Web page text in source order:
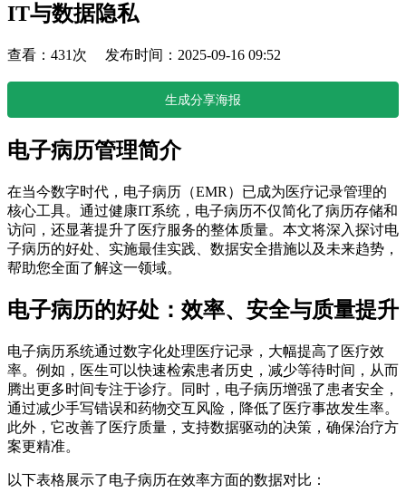
IT与数据隐私
查看：431次 发布时间：2025-09-16 09:52
生成分享海报
电子病历管理简介
在当今数字时代，电子病历（EMR）已成为医疗记录管理的
核心工具。通过健康IT系统，电子病历不仅简化了病历存储和
访问，还显著提升了医疗服务的整体质量。本文将深入探讨电
子病历的好处、实施最佳实践、数据安全措施以及未来趋势，
帮助您全面了解这一领域。
电子病历的好处：效率、安全与质量提升
电子病历系统通过数字化处理医疗记录，大幅提高了医疗效
率。例如，医生可以快速检索患者历史，减少等待时间，从而
腾出更多时间专注于诊疗。同时，电子病历增强了患者安全，
通过减少手写错误和药物交互风险，降低了医疗事故发生率。
此外，它改善了医疗质量，支持数据驱动的决策，确保治疗方
案更精准。
以下表格展示了电子病历在效率方面的数据对比：